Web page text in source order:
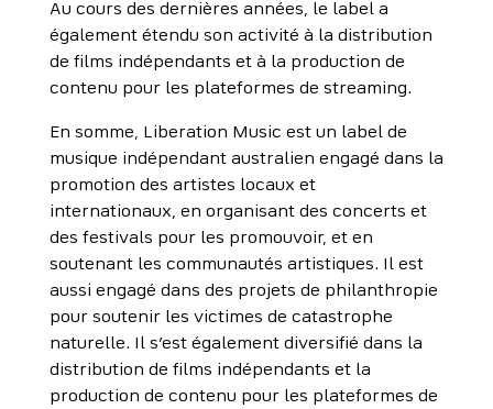
Au cours des dernières années, le label a
également étendu son activité à la distribution
de films indépendants et à la production de
contenu pour les plateformes de streaming.
En somme, Liberation Music est un label de
musique indépendant australien engagé dans la
promotion des artistes locaux et
internationaux, en organisant des concerts et
des festivals pour les promouvoir, et en
soutenant les communautés artistiques. Il est
aussi engagé dans des projets de philanthropie
pour soutenir les victimes de catastrophe
naturelle. Il s’est également diversifié dans la
distribution de films indépendants et la
production de contenu pour les plateformes de